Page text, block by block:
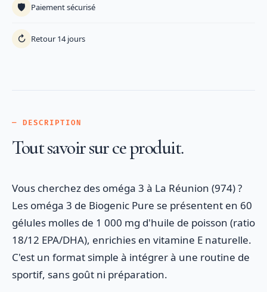
🛡️ Paiement sécurisé
↻ Retour 14 jours
— DESCRIPTION
Tout savoir sur ce produit.
Vous cherchez des oméga 3 à La Réunion (974) ?
Les oméga 3 de Biogenic Pure se présentent en 60
gélules molles de 1 000 mg d'huile de poisson (ratio
18/12 EPA/DHA), enrichies en vitamine E naturelle.
C'est un format simple à intégrer à une routine de
sportif, sans goût ni préparation.